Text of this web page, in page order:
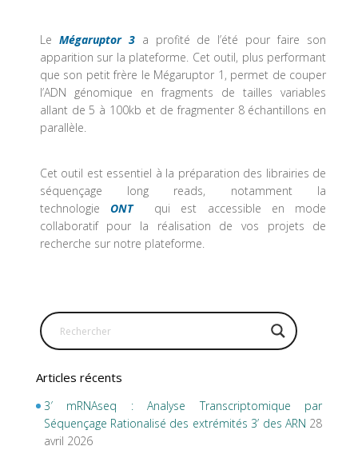
Le Mégaruptor 3a profité de l’été pour faire son
apparition sur la plateforme. Cet outil, plus performant
que son petit frère le Mégaruptor 1, permet de couper
l’ADN génomique en fragments de tailles variables
allant de 5 à 100kb et de fragmenter 8 échantillons en
parallèle.
Cet outil est essentiel à la préparation des librairies de
séquençage long reads, notamment la
technologieONT
qui est accessible en mode
collaboratif pour la réalisation de vos projets de
recherche sur notre plateforme.
Articles récents
3′ mRNAseq : Analyse Transcriptomique par
Séquençage Rationalisé des extrémités 3’ des ARN 28
avril 2026